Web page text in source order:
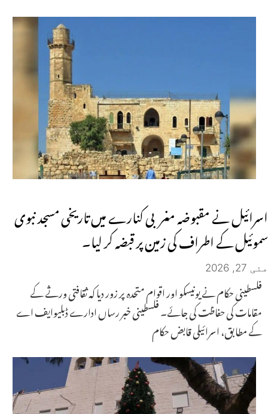
اسرائیل نے مقبوضہ مغربی کنارے میں تاریخی مسجد نبوی
سموئیل کے اطراف کی زمین پر قبضہ کر لیا۔
مئی 27, 2026
فلسطینی حکام نے یونیسکو اور اقوام متحدہ پر زور دیا کہ ثقافتی ورثے کے
مقامات کی حفاظت کی جائے۔ فلسطینی خبر رساں ادارے ڈبلیوایف اے
کے مطابق، اسرائیلی قابض حکام